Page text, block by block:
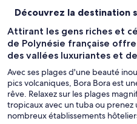
Découvrez la destination
Attirant les gens riches et
de Polynésie française
des vallées luxuriantes et
Avec ses plages d'une beauté
pics volcaniques, Bora Bora est
rêve. Relaxez sur les plages
tropicaux avec un tuba ou prenez
nombreux établissements